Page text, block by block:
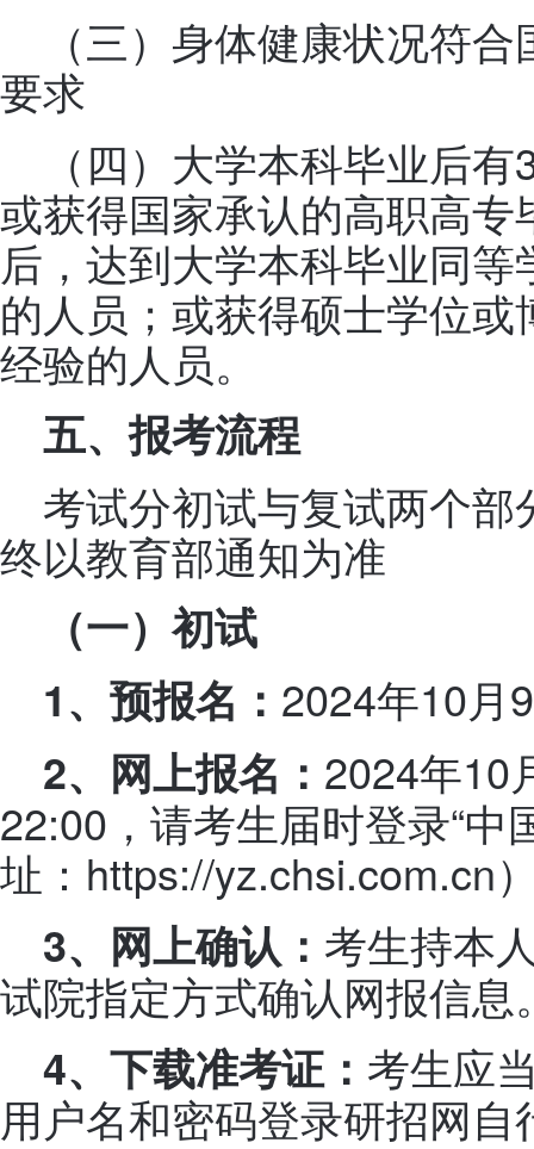
（三）身体健康状况符
要求
（四）大学本科毕业后
或获得国家承认的高职高
后，达到大学本科毕业同
的人员；或获得硕士学位
经验的人员。
五、报考流程
考试分初试与复试两个
终以教育部通知为准
（一）初试
1、预报名： 2024年10月
2、网上报名： 2024年10
22:00，请考生届时登录“中
址：https://yz.chsi.com.cn
3、网上确认： 考生持本
试院指定方式确认网报信息
4、下载准考证： 考生应
用户名和密码登录研招网